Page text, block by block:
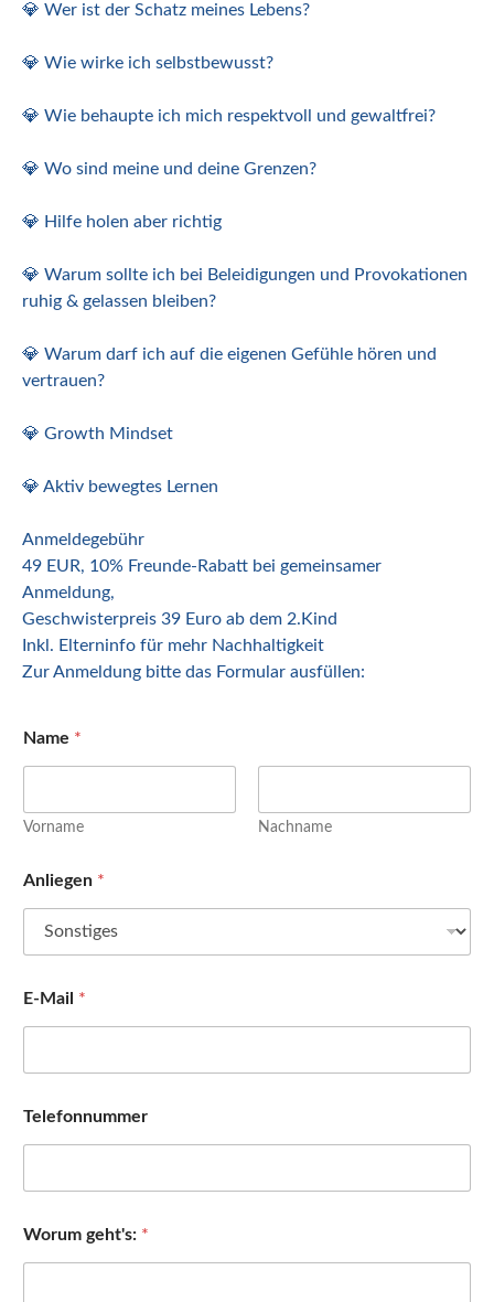
💎 Wer ist der Schatz meines Lebens?
💎 Wie wirke ich selbstbewusst?
💎 Wie behaupte ich mich respektvoll und gewaltfrei?
💎 Wo sind meine und deine Grenzen?
💎 Hilfe holen aber richtig
💎 Warum sollte ich bei Beleidigungen und Provokationen
ruhig & gelassen bleiben?
💎 Warum darf ich auf die eigenen Gefühle hören und
vertrauen?
💎 Growth Mindset
💎 Aktiv bewegtes Lernen
Anmeldegebühr
49 EUR, 10% Freunde-Rabatt bei gemeinsamer
Anmeldung,
Geschwisterpreis 39 Euro ab dem 2.Kind
Inkl. Elterninfo für mehr Nachhaltigkeit
Zur Anmeldung bitte das Formular ausfüllen:
Name *
Vorname Nachname
Anliegen *
E-Mail *
Telefonnummer
Worum geht's: *